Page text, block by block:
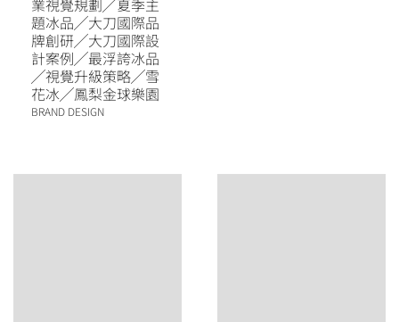
業視覺規劃╱夏季主
題冰品╱大刀國際品
牌創研╱大刀國際設
計案例╱最浮誇冰品
╱視覺升級策略╱雪
花冰╱鳳梨金球樂園
BRAND DESIGN